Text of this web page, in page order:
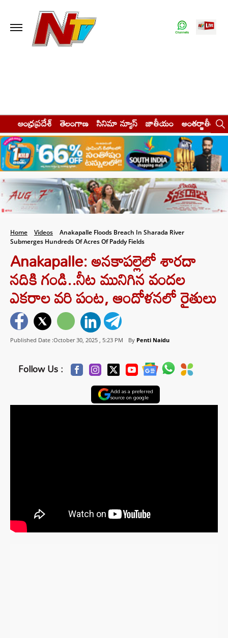
ఆంధ్రప్రదేశ్ తెలంగాణ సినిమా న్యూస్ జాతీయం అంతర్జాతీయం
Home Videos
Anakapalle Floods Breach In Sharada River
Submerges Hundreds Of Acres Of Paddy Fields
Anakapalle: అనకాపల్లెలో శారదా
నదికి గండి..నీట మునిగిన వందల
ఎకరాల వరి పంట, ఆందోళనలో రైతులు
Published Date :October 30, 2025 , 5:23 PM By Penti Naidu
Follow Us :
Add as a preferred
source on google